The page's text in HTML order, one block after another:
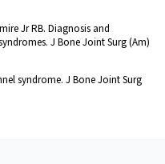
Jr RB. Diagnosis and
J Bone Joint Surg (Am)
syndrome. J Bone Joint Surg